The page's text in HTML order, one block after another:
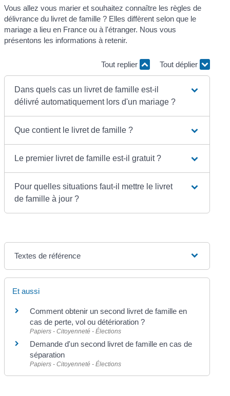
Vous allez vous marier et souhaitez connaître les règles de
délivrance du livret de famille ? Elles diffèrent selon que le
mariage a lieu en France ou à l'étranger. Nous vous
présentons les informations à retenir.
Tout replier Tout déplier
Dans quels cas un livret de famille est-il
délivré automatiquement lors d'un mariage ?
Que contient le livret de famille ?
Le premier livret de famille est-il gratuit ?
Pour quelles situations faut-il mettre le livret
de famille à jour ?
Textes de référence
Et aussi
Comment obtenir un second livret de famille en
cas de perte, vol ou détérioration ?
Papiers - Citoyenneté - Élections
Demande d'un second livret de famille en cas de
séparation
Papiers - Citoyenneté - Élections